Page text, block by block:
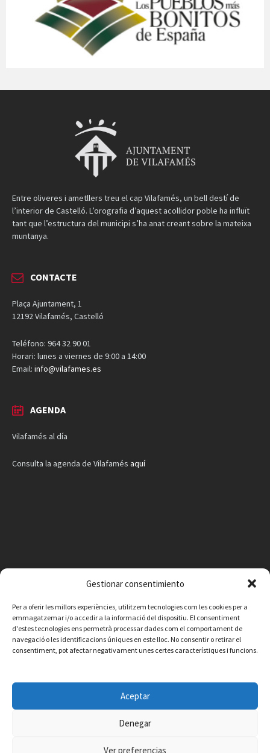
Gestionar consentimiento
Per a oferir les millors experiències, utilitzem tecnologies com les cookies per a
emmagatzemar i/o accedir a la informació del dispositiu. El consentiment
d'estes tecnologies ens permetrà processar dades com el comportament de
navegació o les identificacions úniques en este lloc. No consentir o retirar el
consentiment, pot afectar negativament unes certes característiques i funcions.
Aceptar
Denegar
Ver preferencias
Entre oliveres i ametllers treu el cap Vilafamés, un bell destí de
l’interior de Castelló. L’orografia d’aquest acollidor poble ha influït
tant que l’estructura del municipi s’ha anat creant sobre la mateixa
muntanya.
CONTACTE
Plaça Ajuntament, 1
12192 Vilafamés, Castelló
Teléfono: 964 32 90 01
Horari: lunes a viernes de 9:00 a 14:00
Email: info@vilafames.es
AGENDA
Vilafamés al día
Consulta la agenda de Vilafamés aquí
Política de privacitat
© 2026 Ajuntament de Vilafamés - Desarrollada por